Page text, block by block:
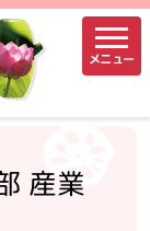
メニュー
産業